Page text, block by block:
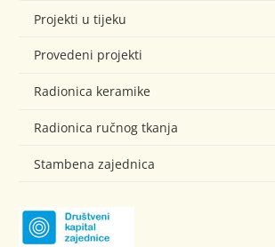
Projekti u tijeku
Provedeni projekti
Radionica keramike
Radionica ručnog tkanja
Stambena zajednica